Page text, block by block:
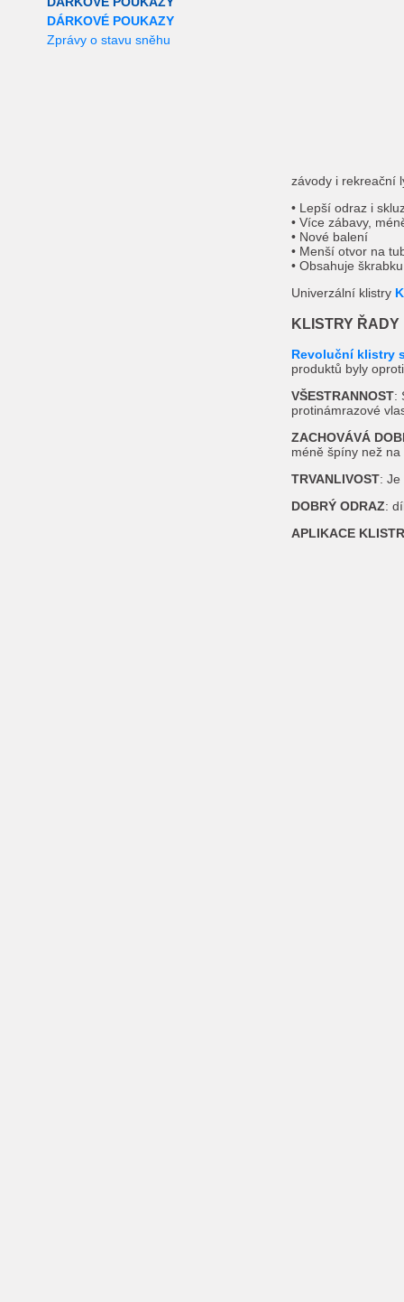
DÁRKOVÉ POUKAZY
Zprávy o stavu sněhu
závody i rekreační
• Lepší odraz i
• Více zábavy,
• Nové balení
• Menší otvor na
• Obsahuje škrabku
Univerzální klistry
KLISTRY ŘADY
Revoluční klistry
produktů byly
VŠESTRANNOST:
protinámrazové
ZACHOVÁVÁ
méně špíny než
TRVANLIVOST: Je
DOBRÝ ODRAZ:
APLIKACE